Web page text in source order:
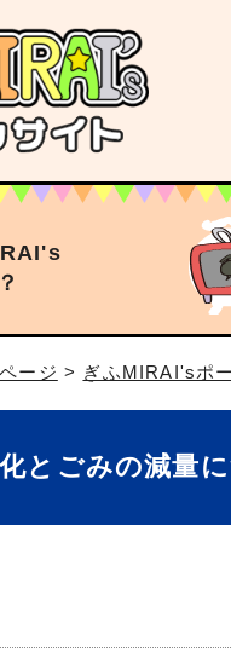
ージ > ぎふMIRAI'sポ
とごみの減量